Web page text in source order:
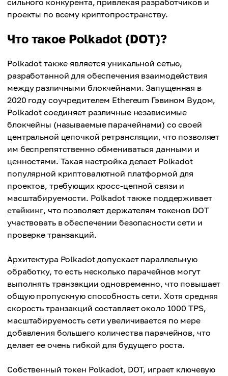
сильного конкурента, привлекая разработчиков и
проекты по всему криптопространству.
Что такое Polkadot (DOT)?
Polkadot также является уникальной сетью,
разработанной для обеспечения взаимодействия
между различными блокчейнами. Запущенная в
2020 году соучредителем Ethereum Гэвином Вудом,
Polkadot соединяет различные независимые
блокчейны (называемые парачейнами) со своей
центральной цепочкой ретрансляции, что позволяет
им беспрепятственно обмениваться данными и
ценностями. Такая настройка делает Polkadot
популярной криптовалютной платформой для
проектов, требующих кросс-цепной связи и
масштабируемости. Polkadot также поддерживает
стейкинг, что позволяет держателям токенов DOT
участвовать в обеспечении безопасности сети и
проверке транзакций.
Архитектура Polkadot допускает параллельную
обработку, то есть несколько парачейнов могут
выполнять транзакции одновременно, что повышает
общую пропускную способность сети. Хотя средняя
скорость транзакций составляет около 1000 TPS,
масштабируемость сети увеличивается по мере
добавления большего количества парачейнов, что
делает ее очень гибкой для будущего роста.
Собственный токен Polkadot, DOT, играет ключевую